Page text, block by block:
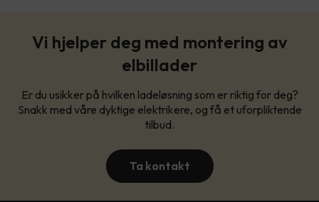
Vi hjelper deg med montering av
elbillader
Er du usikker på hvilken ladeløsning som er riktig for deg?
Snakk med våre dyktige elektrikere, og få et uforpliktende
tilbud.
Ta kontakt